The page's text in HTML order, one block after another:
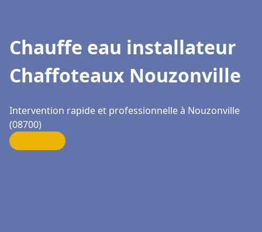
Chauffe eau installateur
Chaffoteaux Nouzonville
Intervention rapide et professionnelle à Nouzonville
(08700)